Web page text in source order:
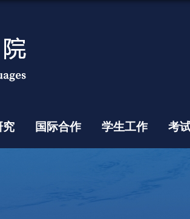
究 国际合作 学生工作 考